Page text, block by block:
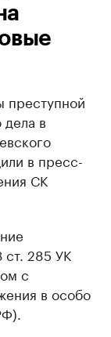
преступной
дела в
в пресс-
СК
285 УК
с
в особо